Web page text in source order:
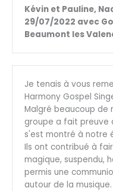
Kévin et Pauline,
29/07/2022 avec
Beaumont les
Je tenais à vous
Harmony Gospel
Malgré beaucoup de
groupe a fait
s'est montré à notre
Ils ont contribué à
magique, suspendu,
permis une
autour de la musique.